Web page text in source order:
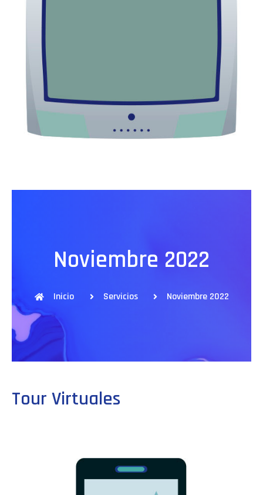
Noviembre 2022
Inicio Servicios Noviembre 2022
Tour Virtuales